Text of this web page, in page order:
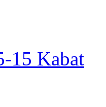
15 Kabat